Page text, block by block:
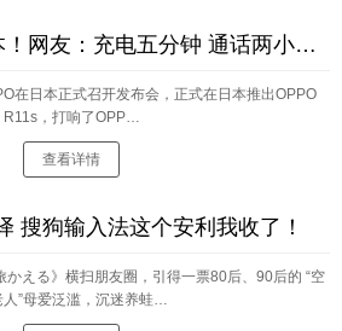
OPPO正式进军日本！网友：充电五分钟 通话两小时用日语怎么说？
在日本正式召开发布会，正式在日本推出OPPO
R11s，打响了OPP…
查看详情
搜狗输入法这个安利我收了！
える》横扫朋友圈，引得一票80后、90后的 “空
人”母爱泛滥，沉迷养蛙…